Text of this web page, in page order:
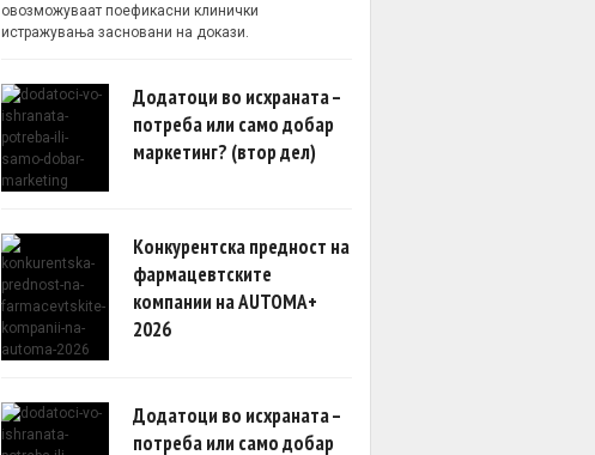
овозможуваат поефикасни клинички
истражувања засновани на докази.
Додатоци во исхраната –
потреба или само добар
маркетинг? (втор дел)
Конкурентска предност на
фармацевтските
компании на AUTOMA+
2026
Додатоци во исхраната –
потреба или само добар